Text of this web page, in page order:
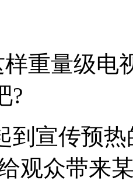
量级电
?
宣传预热
观众带来